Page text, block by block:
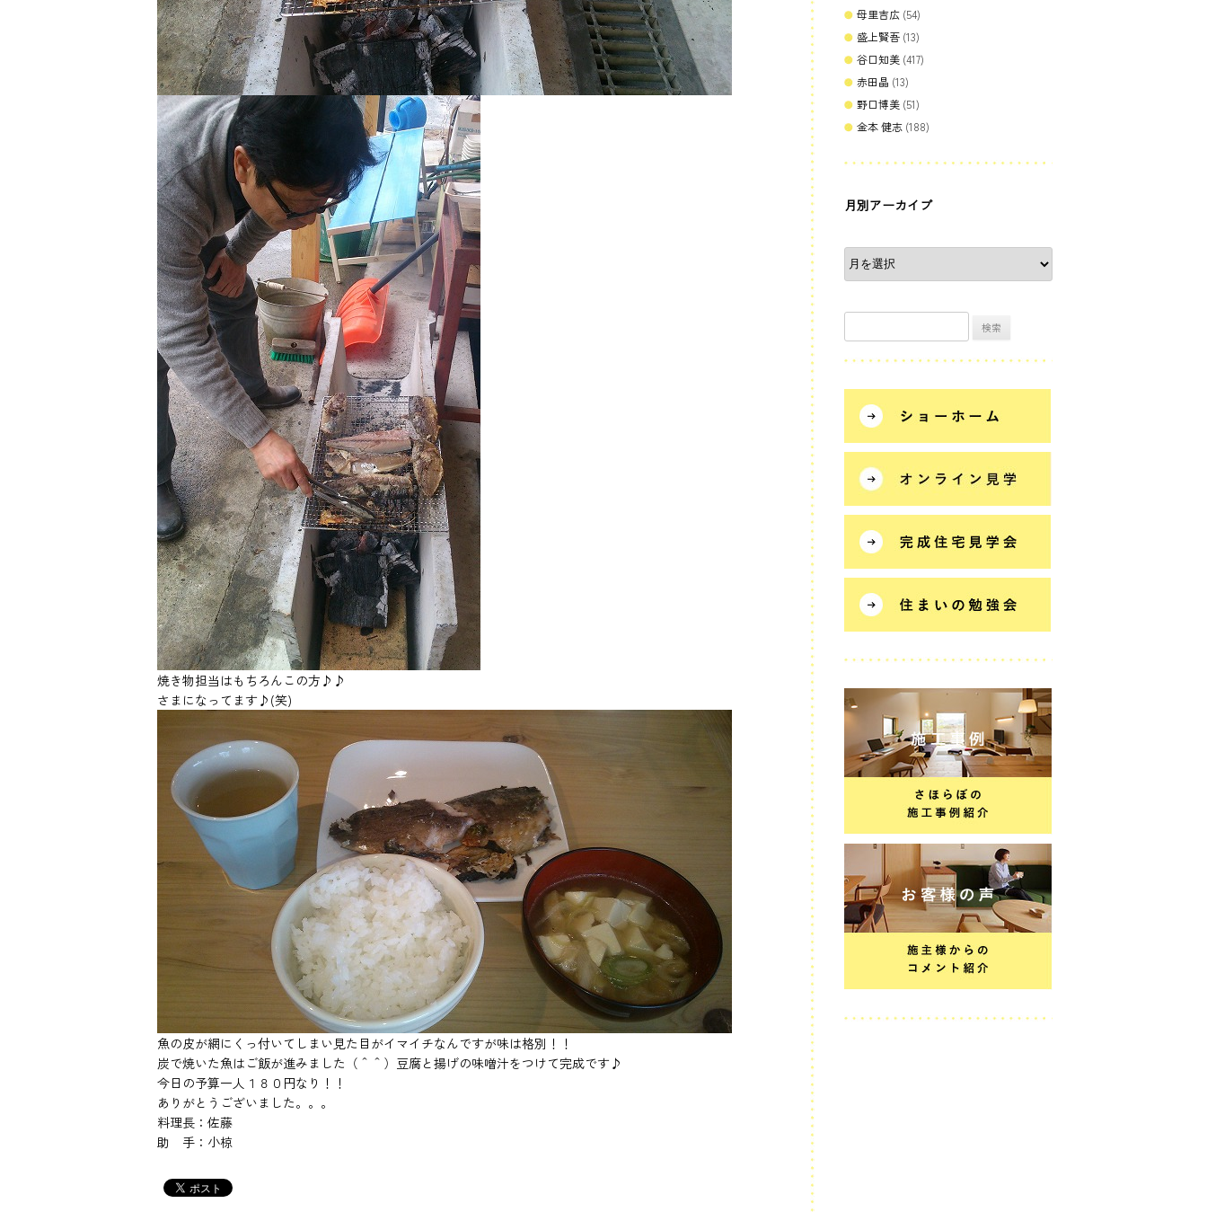
焼き物担当はもちろんこの方♪♪
さまになってます♪(笑)
魚の皮が網にくっ付いてしまい見た目がイマイチなんですが味は格別！！
炭で焼いた魚はご飯が進みました（＾＾）豆腐と揚げの味噌汁をつけて完成です♪
今日の予算一人１８０円なり！！
ありがとうございました。。。
料理長：佐藤
助 手：小椋
母里吉広 (54)
盛上賢吾 (13)
谷口知美 (417)
赤田晶 (13)
野口博美 (51)
金本 健志 (188)
月別アーカイブ